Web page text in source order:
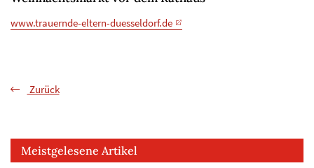
www.trauernde-eltern-duesseldorf.de
Zurück
Meistgelesene Artikel